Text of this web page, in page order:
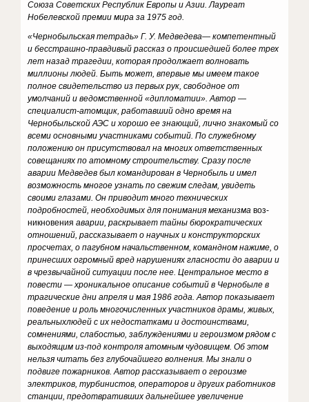
Союза Советских Республик Европы и Азии. Лауреат
Нобелевской премии мира за 1975 год.
«Чернобыльская тетрадь» Г. У. Медведева—компетентный
и бесстрашно-правди­вый рассказ о происшедшей более трех
лет назад трагедии, которая продолжает вол­новать
миллионы людей. Быть может, впервые мы имеем такое
полное свидетельство из первых рук, свободное от
умолчаний и ведомственной «дипломатии». Автор —
специалист-атомщик, работавший одно время на
Чернобыльской АЭС и хорошо ее знающий, лично знакомый со
всеми основными участниками событий. По служебному
положению он присутствовал на многих ответственных
совещаниях по атомному строительству. Сразу после
аварии Медведев был командирован в Чернобыль и имел
возможность многое узнать по свежим следам, увидеть
своими глазами. Он приводит много технических
подробностей, необходимых для понимания механизма воз­
никновенияаварии, раскрывает тайны бюрократических
отношений, рассказывает о научных и конструкторских
просчетах, о пагубном начальственном, командном нажиме, о
принесших огромный вред нарушениях гласности до аварии и
в чрезвы­чайной ситуации после нее. Центральное место в
повести —хроникальное опи­сание событий в Чернобыле в
трагические дни апреля и мая 1986 года. Автор по­казывает
поведение и роль многочисленных участников драмы, живых,
реальныхлюдей с их недостатками и достоинствами,
сомнениями, слабостью, заблуждения­ми и героизмом рядом с
выходящим из-под контроля атомным чудовищем. Об этом
нельзя читать без глубочайшего волнения. Мы знали о
подвиге пожарников. Автор рассказывает о героизме
электриков, турбинистов, операторов и других работни­ков
станции, предотвративших дальнейшее увеличение